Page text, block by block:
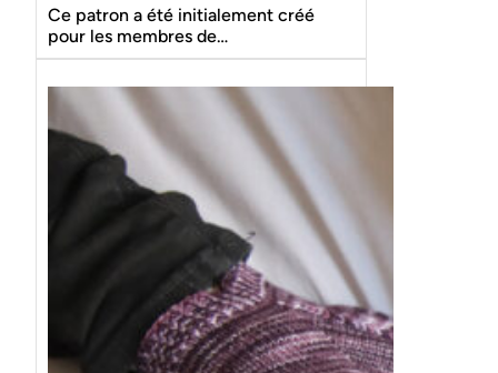
Ce patron a été initialement créé
pour les membres de…